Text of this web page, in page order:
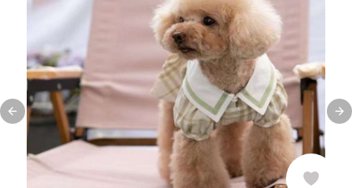
Previous slide